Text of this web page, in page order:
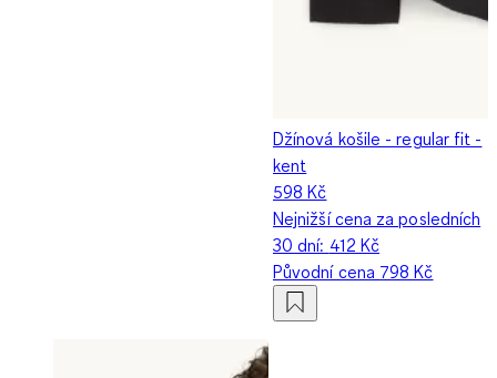
Džínová košile - regular fit -
kent
598 Kč
Nejnižší cena za posledních
30 dní: 412 Kč
Původní cena 798 Kč